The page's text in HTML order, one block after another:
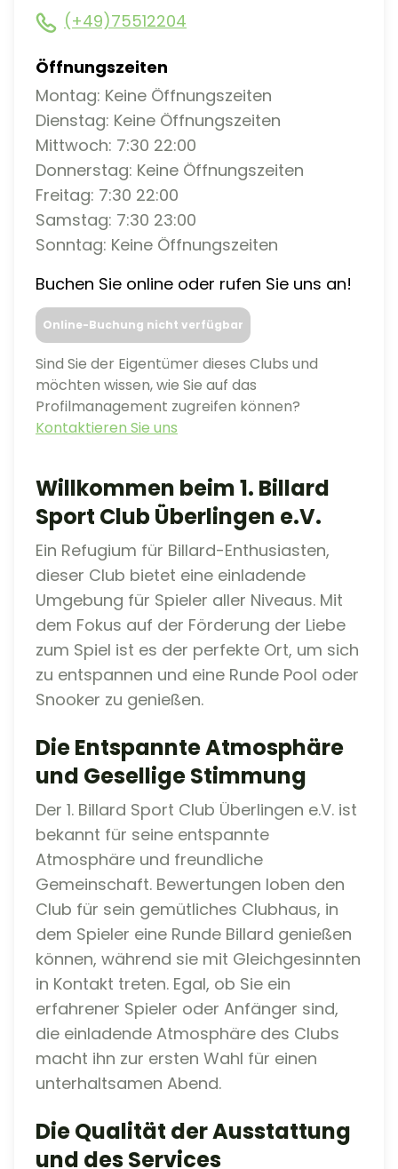
(+49)75512204
Öffnungszeiten
Montag: Keine Öffnungszeiten
Dienstag: Keine Öffnungszeiten
Mittwoch: 7:30 22:00
Donnerstag: Keine Öffnungszeiten
Freitag: 7:30 22:00
Samstag: 7:30 23:00
Sonntag: Keine Öffnungszeiten
Buchen Sie online oder rufen Sie uns an!
Online-Buchung nicht verfügbar
Sind Sie der Eigentümer dieses Clubs und
möchten wissen, wie Sie auf das
Profilmanagement zugreifen können?
Kontaktieren Sie uns
Willkommen beim 1. Billard
Sport Club Überlingen e.V.
Ein Refugium für Billard-Enthusiasten,
dieser Club bietet eine einladende
Umgebung für Spieler aller Niveaus. Mit
dem Fokus auf der Förderung der Liebe
zum Spiel ist es der perfekte Ort, um sich
zu entspannen und eine Runde Pool oder
Snooker zu genießen.
Die Entspannte Atmosphäre
und Gesellige Stimmung
Der 1. Billard Sport Club Überlingen e.V. ist
bekannt für seine entspannte
Atmosphäre und freundliche
Gemeinschaft. Bewertungen loben den
Club für sein gemütliches Clubhaus, in
dem Spieler eine Runde Billard genießen
können, während sie mit Gleichgesinnten
in Kontakt treten. Egal, ob Sie ein
erfahrener Spieler oder Anfänger sind,
die einladende Atmosphäre des Clubs
macht ihn zur ersten Wahl für einen
unterhaltsamen Abend.
Die Qualität der Ausstattung
und des Services